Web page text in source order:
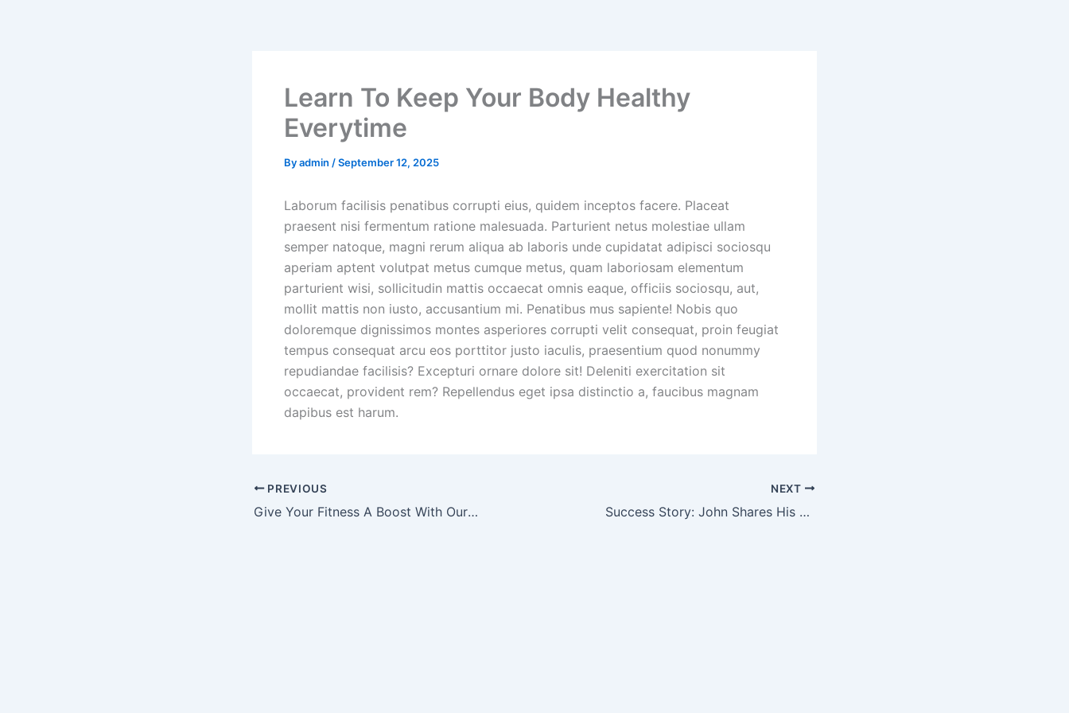
Learn To Keep Your Body Healthy
Everytime
Byadmin /September 12, 2025
Laborum facilisis penatibus corrupti eius, quidem inceptos facere. Placeat
praesent nisi fermentum ratione malesuada. Parturient netus molestiae ullam
semper natoque, magni rerum aliqua ab laboris unde cupidatat adipisci sociosqu
aperiam aptent volutpat metus cumque metus, quam laboriosam elementum
parturient wisi, sollicitudin mattis occaecat omnis eaque, officiis sociosqu, aut,
mollit mattis non iusto, accusantium mi. Penatibus mus sapiente! Nobis quo
doloremque dignissimos montes asperiores corrupti velit consequat, proin feugiat
tempus consequat arcu eos porttitor justo iaculis, praesentium quod nonummy
repudiandae facilisis? Excepturi ornare dolore sit! Deleniti exercitation sit
occaecat, provident rem? Repellendus eget ipsa distinctio a, faucibus magnam
dapibus est harum.
PREVIOUS
Give Your Fitness A Boost With Our Gym Challenge
NEXT
Success Story: John Shares His Transform Story